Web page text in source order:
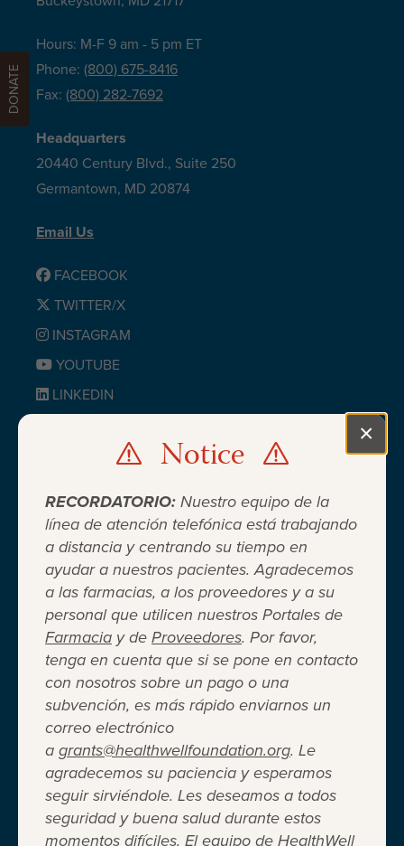
Notice
RECORDATORIO: Nuestro equipo de la
línea de atención telefónica está trabajando
a distancia y centrando su tiempo en
ayudar a nuestros pacientes. Agradecemos
a las farmacias, a los proveedores y a su
personal que utilicen nuestros Portales de
Farmacia y de Proveedores. Por favor,
tenga en cuenta que si se pone en contacto
con nosotros sobre un pago o una
subvención, es más rápido enviarnos un
correo electrónico
a grants@healthwellfoundation.org. Le
agradecemos su paciencia y esperamos
seguir sirviéndole. Les deseamos a todos
seguridad y buena salud durante estos
momentos difíciles. El equipo de HealthWell
×
Cuando el seguro médico no es
suficiente ®
Entidad 501(c)(3) independiente sin fines de lucro
que brinda asistencia financiera a adultos y niños
para cubrir el costo del coseguro de los
medicamentos recetados, copagos, deducibles,
primas de seguro médico y otros gastos médicos
directos de su bolsillo seleccionados.
Hours: M-F 9 am - 5 pm ET
Phone: (800) 675-8416
Fax: (800) 282-7692
Headquarters
20440 Century Blvd., Suite 250
Germantown, MD 20874
Email Us
FACEBOOK
TWITTER/X
INSTAGRAM
YOUTUBE
LINKEDIN
Terms of Use Privacy Policy Accessibility
DONATE